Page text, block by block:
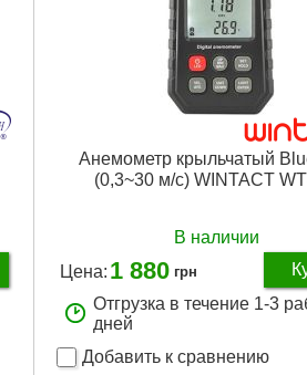
190 г
Подробнее...
Анемометр крыльчатый
(0,3~30 м/с) WINTACT
В наличии
Цена: 1 880 грн
Отгрузка в течение 1-3
дней
Добавить к сравнению